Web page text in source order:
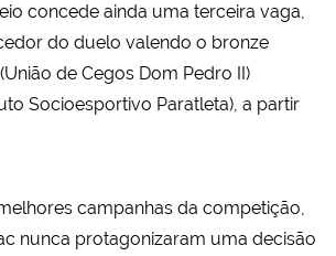
concede ainda uma terceira vaga,
do duelo valendo o bronze
(União de Cegos Dom Pedro II)
Socioesportivo Paratleta), a partir
campanhas da competição,
nunca protagonizaram uma decisão